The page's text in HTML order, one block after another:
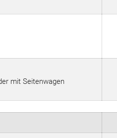
mit Seitenwagen